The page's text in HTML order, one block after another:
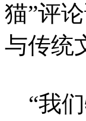
猫”评
与传统
“我们